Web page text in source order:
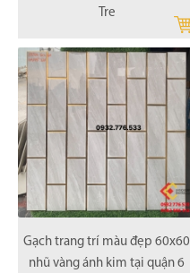
Tre
Gạch trang trí màu đẹp 60x60
nhũ vàng ánh kim tại quận 6